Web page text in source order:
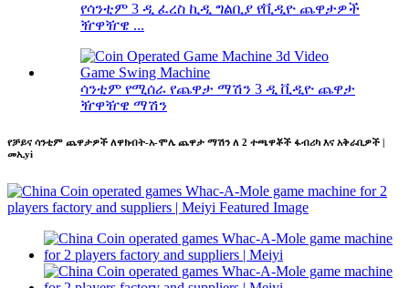
የሳንቲም 3 ዲ ፈረስ ኪዲ ግልቢያ የቪዲዮ ጨዋታዎች
ዥዋዥዌ ...
ሳንቲም የሚሰራ የጨዋታ ማሽን 3 ዲ ቪዲዮ ጨዋታ
ዥዋዥዌ ማሽን
የቻይና ሳንቲም ጨዋታዎች ለዋክብት-አ-ሞሌ ጨዋታ ማሽን ለ 2 ተጫዋቾች ፋብሪካ እና አቅራቢዎች |
መኢyi